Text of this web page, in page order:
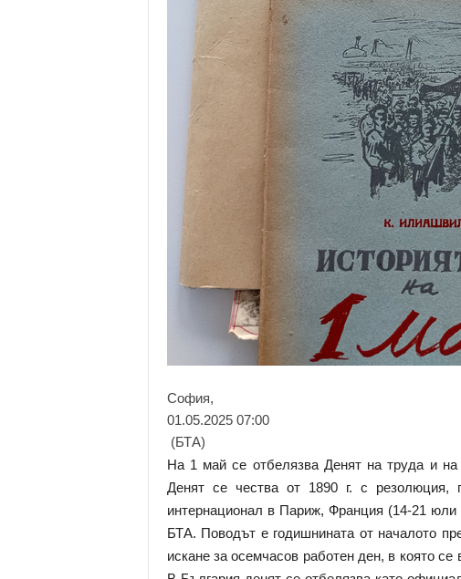
София,
01.05.2025 07:00
(БТА)
На 1 май се отбелязва Денят на труда и на
Денят се чества от 1890 г. с резолюция,
интернационал в Париж, Франция (14-21 юли
БТА. Поводът е годишнината от началото
искане за осемчасов работен ден, в която